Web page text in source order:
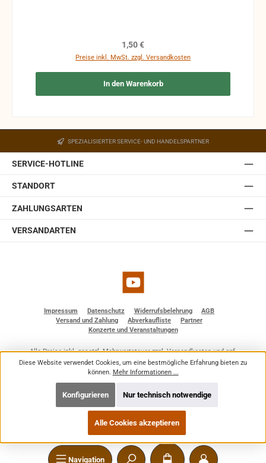
Navigation
Funktion nicht mehr gewährleistet werden und die
Regulärer Preis:
1,50 €
Preise inkl. MwSt. zzgl. Versandkosten
In den Warenkorb
SPEZIALISIERTER SERVICE- UND HANDELSPARTNER
SERVICE-HOTLINE
STANDORT
ZAHLUNGSARTEN
VERSANDARTEN
YouTube
Impressum Datenschutz Widerrufsbelehrung
AGB
Versand und Zahlung
Abverkaufliste
Partner
Konzerte und Veranstaltungen
Alle Preise inkl. gesetzl. Mehrwertsteuer zzgl.Versandkostenund ggf.
Nachnahmegebühren, wenn nicht anders angegeben.
© 2026 BF - Dienstleistungen - Alle Rechte vorbehalten. Theme by
Diese Website verwendet Cookies, um eine bestmögliche Erfahrung bieten zu
können. Mehr Informationen ...
Nur technisch notwendige
Konfigurieren
Alle Cookies akzeptieren